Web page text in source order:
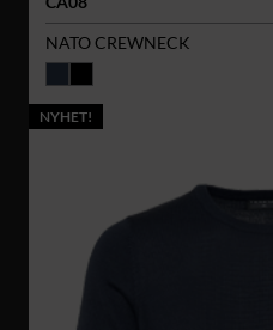
NATO CREWNECK
NYHET!